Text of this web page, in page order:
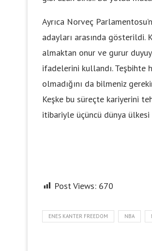
Ayrıca Norveç
adayları arasında gösterildi.
almaktan onur ve gurur
ifadelerini kullandı. Teşbihte
olmadığını da bilmeniz
Keşke bu süreçte kariyerini
itibariyle üçüncü dünya
Post Views: 670
ENES KANTER FREEDOM NBA